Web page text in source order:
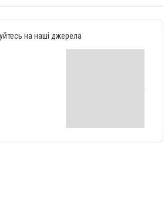
на наші джерела